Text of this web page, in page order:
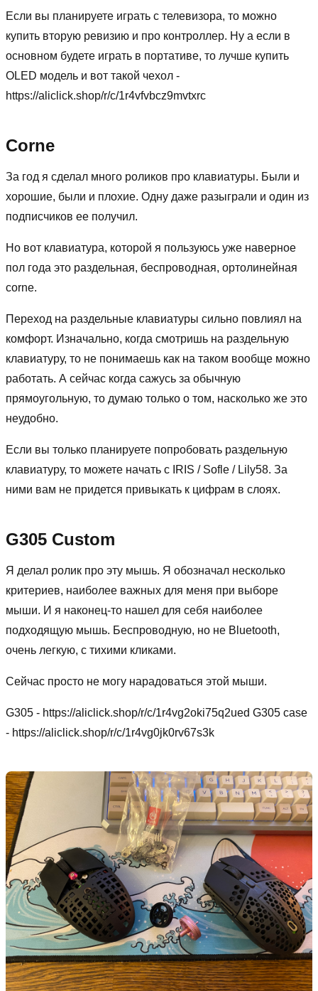
Если вы планируете играть с телевизора, то можно
купить вторую ревизию и про контроллер. Ну а если в
основном будете играть в портативе, то лучше купить
OLED модель и вот такой чехол -
https://aliclick.shop/r/c/1r4vfvbcz9mvtxrc
Corne
За год я сделал много роликов про клавиатуры. Были и
хорошие, были и плохие. Одну даже разыграли и один из
подписчиков ее получил.
Но вот клавиатура, которой я пользуюсь уже наверное
пол года это раздельная, беспроводная, ортолинейная
corne.
Переход на раздельные клавиатуры сильно повлиял на
комфорт. Изначально, когда смотришь на раздельную
клавиатуру, то не понимаешь как на таком вообще можно
работать. А сейчас когда сажусь за обычную
прямоугольную, то думаю только о том, насколько же это
неудобно.
Если вы только планируете попробовать раздельную
клавиатуру, то можете начать с IRIS / Sofle / Lily58. За
ними вам не придется привыкать к цифрам в слоях.
G305 Custom
Я делал ролик про эту мышь. Я обозначал несколько
критериев, наиболее важных для меня при выборе
мыши. И я наконец-то нашел для себя наиболее
подходящую мышь. Беспроводную, но не Bluetooth,
очень легкую, с тихими кликами.
Сейчас просто не могу нарадоваться этой мыши.
G305 - https://aliclick.shop/r/c/1r4vg2oki75q2ued G305 case
- https://aliclick.shop/r/c/1r4vg0jk0rv67s3k